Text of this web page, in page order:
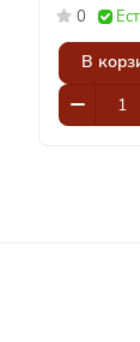
0
В